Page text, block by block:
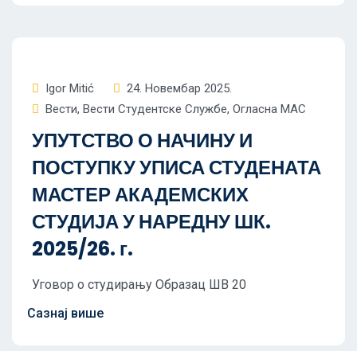
Igor Mitić
24. Новембар 2025.
Вести, Вести Студентске Службе, Огласна МАС
УПУТСТВО О НАЧИНУ И
ПОСТУПКУ УПИСА СТУДЕНАТА
МАСТЕР АКАДЕМСКИХ
СТУДИЈА У НАРЕДНУ ШК.
2025/26. г.
Уговор о студирању Образац ШВ 20